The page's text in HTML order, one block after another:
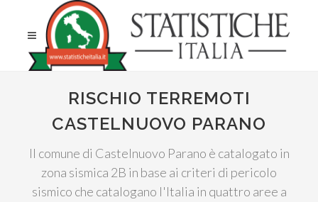
RISCHIO TERREMOTI
CASTELNUOVO PARANO
Il comune di Castelnuovo Parano è catalogato in
zona sismica 2B in base ai criteri di pericolo
sismico che catalogano l'Italia in quattro aree a